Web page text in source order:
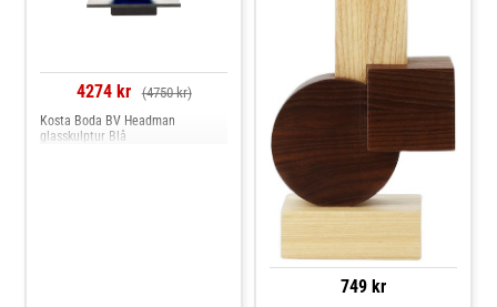
4274 kr (4750 kr)
Kosta Boda BV Headman
glasskulptur Blå
749 kr